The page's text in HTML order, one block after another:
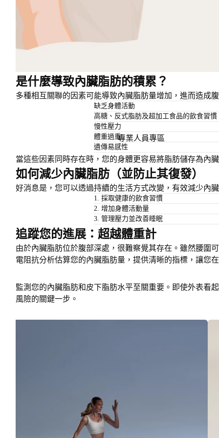
專業人員專區
是什麼導致內臟脂肪的積累？
多種相互關聯的因素可能導致內臟脂肪量增加，進而造成
缺乏身體活動
高糖、反式脂肪及超加工食品的飲食習慣
慢性壓力
體重過重
遺傳易感性
當這些因素同時存在時，您的身體更容易將脂肪儲存為內
如何減少內臟脂肪（並防止其復發）
好消息是，您可以透過持續的生活方式改變，有效減少內
1. 採取健康的飲食習慣
2. 增加身體活動量
3. 管理壓力並改善睡眠
追蹤您的進展：超越體重計
由於內臟脂肪位於腹部深處，很難察覺其存在。雖然腰圍
電阻抗分析估算您的內臟脂肪量，提供清晰的指標，讓您
監測您的內臟脂肪和皮下脂肪水平至關重要。即使外表看
風險的關鍵一步。